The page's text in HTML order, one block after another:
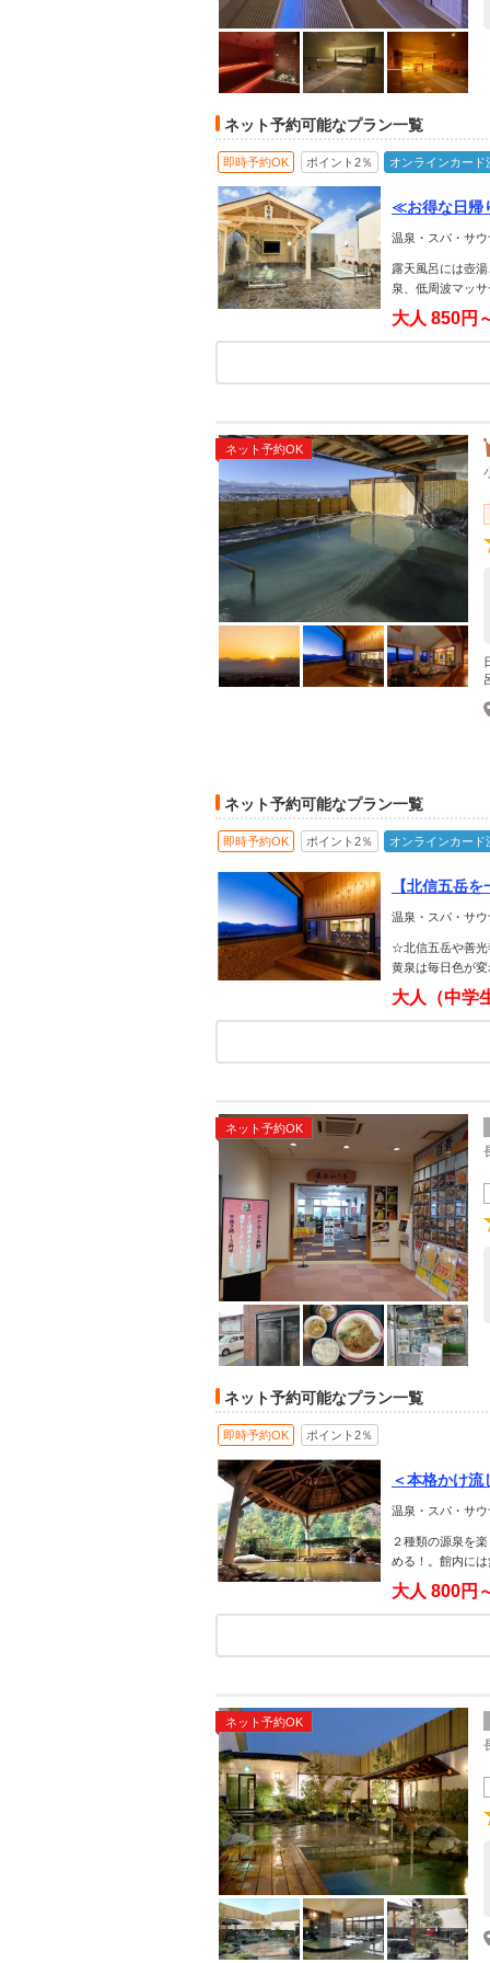
ネット予約可能なプラン一覧
即時予約OK ポイント2％ オンラインカード
≪お得な日帰
温泉・スパ・サ
露天風呂には壺
泉、低周波マッ
大人 850円
ネット予約OK
ネット予約可能なプラン一覧
即時予約OK ポイント2％ オンラインカード
【北信五岳
温泉・スパ・サ
☆北信五岳や善光
黄泉は毎日色が
大人（中学
ネット予約OK
ネット予約可能なプラン一覧
即時予約OK ポイント2％
＜本格かけ
温泉・スパ・サ
２種類の源泉を
める！。館内に
大人 800円
ネット予約OK